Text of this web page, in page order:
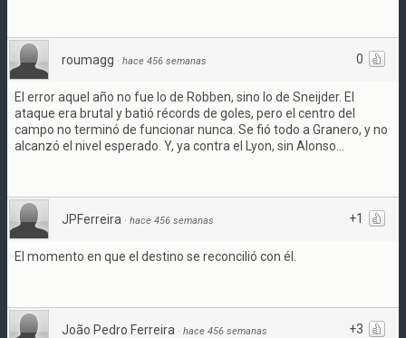
0
roumagg · hace 456 semanas
El error aquel año no fue lo de Robben, sino lo de Sneijder. El
ataque era brutal y batió récords de goles, pero el centro del
campo no terminó de funcionar nunca. Se fió todo a Granero, y no
alcanzó el nivel esperado. Y, ya contra el Lyon, sin Alonso...
+1
JPFerreira · hace 456 semanas
El momento en que el destino se reconcilió con él.
+3
João Pedro Ferreira · hace 456 semanas